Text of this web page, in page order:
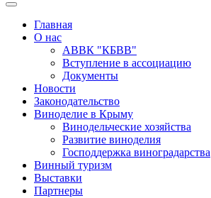
Главная
О нас
АВВК "КБВВ"
Вступление в ассоциацию
Документы
Новости
Законодательство
Виноделие в Крыму
Винодельческие хозяйства
Развитие виноделия
Господдержка виноградарства
Винный туризм
Выставки
Партнеры